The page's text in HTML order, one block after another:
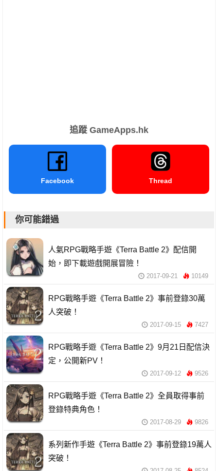
追蹤 GameApps.hk
Facebook Thread
你可能錯過
人氣RPG戰略手遊《Terra Battle 2》配信開
始，即下載遊戲開展冒險！
2017-09-21 10149
RPG戰略手遊《Terra Battle 2》事前登錄30萬
人突破！
2017-09-15 7427
RPG戰略手遊《Terra Battle 2》9月21日配信決
定，公開新PV！
2017-09-12 9526
RPG戰略手遊《Terra Battle 2》全員取得事前
登錄特典角色！
2017-08-29 9826
系列新作手遊《Terra Battle 2》事前登錄19萬人
突破！